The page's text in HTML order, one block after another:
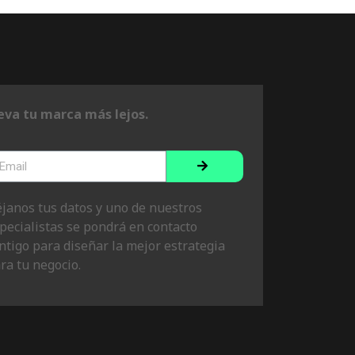
tu marca más lejos.
tus datos y uno de nuestros
se pondrá en contacto
para diseñar la mejor estrategia
tu negocio.